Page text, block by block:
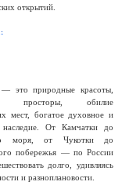
открытий.
— это природные красоты,
просторы, обилие
мест, богатое духовное и
наследие. От Камчатки до
моря, от Чукотки до
побережья — по России
долго, удивляясь
и разноплановости.